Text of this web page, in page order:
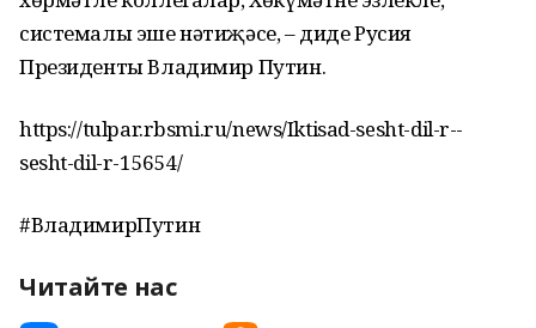
системалы эше нәтиҗәсе, – диде Русия
Президенты Владимир Путин.
https://tulpar.rbsmi.ru/news/Iktisad-sesht-dil-r--
sesht-dil-r-15654/
#ВладимирПутин
Читайте нас